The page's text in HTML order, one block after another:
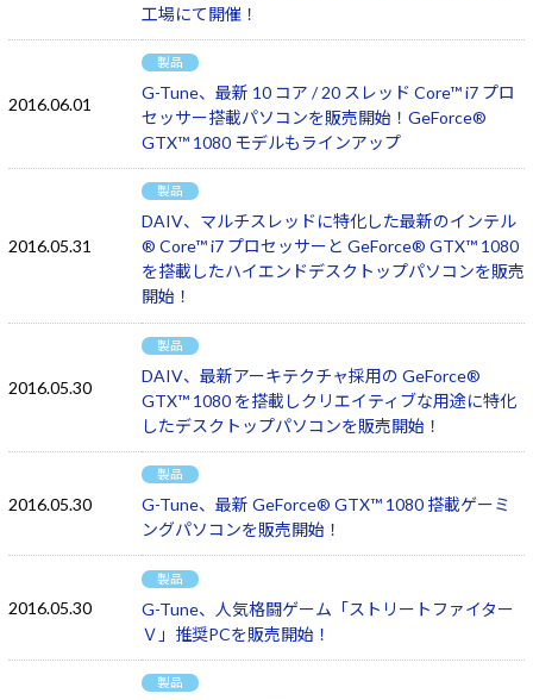
工場にて開催！
2016.06.01
製品
G-Tune、最新 10 コア / 20 スレッド Core™ i7 プロ
セッサー搭載パソコンを販売開始！GeForce®
GTX™ 1080 モデルもラインアップ
2016.05.31
製品
DAIV、マルチスレッドに特化した最新のインテル
® Core™ i7 プロセッサーと GeForce® GTX™ 1080
を搭載したハイエンドデスクトップパソコンを販売
開始！
2016.05.30
製品
DAIV、最新アーキテクチャ採用の GeForce®
GTX™ 1080 を搭載しクリエイティブな用途に特化
したデスクトップパソコンを販売開始！
2016.05.30
製品
G-Tune、最新 GeForce® GTX™ 1080 搭載ゲーミ
ングパソコンを販売開始！
2016.05.30
製品
G-Tune、人気格闘ゲーム「ストリートファイター
Ｖ」推奨PCを販売開始！
製品